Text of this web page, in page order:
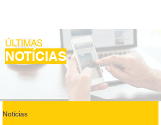
ÚLTIMAS
NOTÍCIAS
Notícias